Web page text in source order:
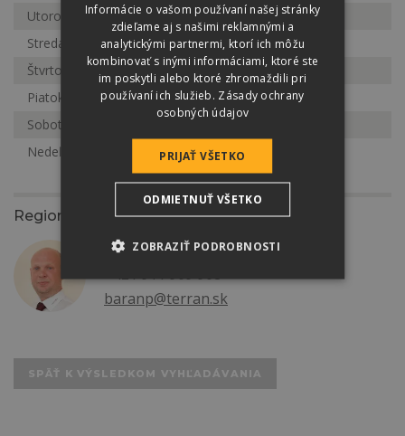
Utorok
7:00-16:00
Streda
7:00-16:00
Štvrtok
7:00-16:00
Piatok
7:00-16:00
Sobota
Zatvorené
Nedeľa
Zatvorené
Regionálny zástupca
Peter Baran
+421 911 909 908
baranp@terran.sk
SPÄŤ K VÝSLEDKOM VYHĽADÁVANIA
Informácie o vašom používaní našej stránky
zdieľame aj s našimi reklamnými a
analytickými partnermi, ktorí ich môžu
kombinovať s inými informáciami, ktoré ste
im poskytli alebo ktoré zhromaždili pri
používaní ich služieb. Zásady ochrany
osobných údajov
PRIJAŤ VŠETKO
ODMIETNUŤ VŠETKO
ZOBRAZIŤ PODROBNOSTI